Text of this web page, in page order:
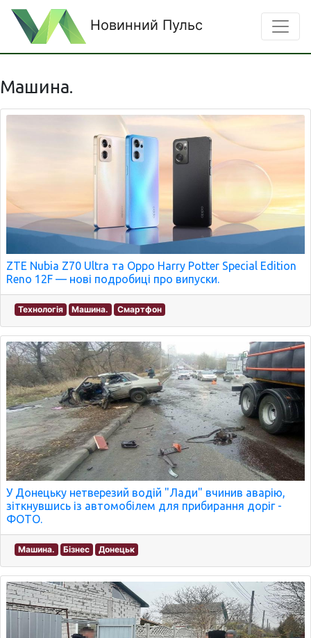
Новинний Пульс
Машина.
ZTE Nubia Z70 Ultra та Oppo Harry Potter Special Edition
Reno 12F — нові подробиці про випуски.
Технологія Машина. Смартфон
У Донецьку нетверезий водій "Лади" вчинив аварію,
зіткнувшись із автомобілем для прибирання доріг -
ФОТО.
Машина. Бізнес Донецьк